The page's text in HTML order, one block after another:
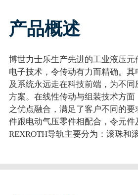
产品概述
博世力士乐生产先进的工业液压元
电子技术，令传动有力而精确。
及系统永远走在科技前端，为不
方案。在线性传动与组装技术方
之优点融合，满足了客户不同的
件跟电动气压零件相配合，令元件
REXROTH导轨主要分为：滚珠和